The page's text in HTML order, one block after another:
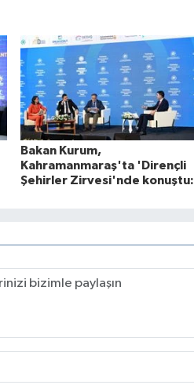
Bakan Kurum,
Kahramanmaraş'ta 'Dirençli
Şehirler Zirvesi'nde konuştu: